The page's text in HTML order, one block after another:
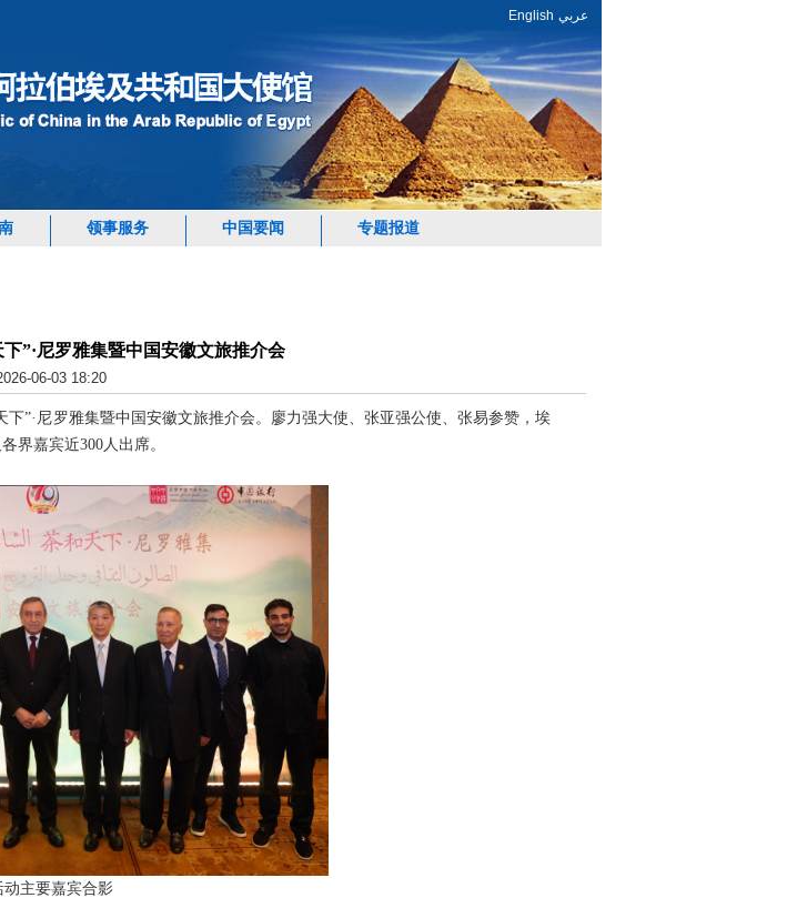
English عربي
领事服务 中国要闻 专题报道
”·尼罗雅集暨中国安徽文旅推介会
06-03 18:20
”·尼罗雅集暨中国安徽文旅推介会。廖力强大使、张亚强公使、张易参赞，埃
界嘉宾近300人出席。
动主要嘉宾合影